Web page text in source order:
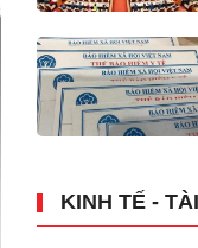
KINH TẾ -